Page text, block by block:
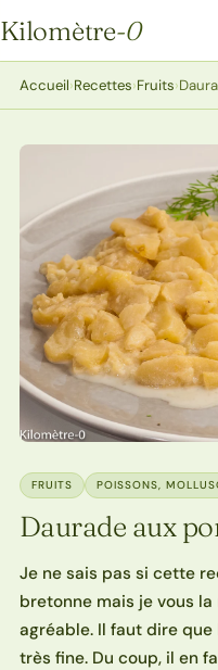
Kilomètre-0
Kilomètre-0
Accueil›Recettes›Fruits›
FRUITS POISSONS,
Daurade aux
Je ne sais pas si cette
bretonne mais je vous
agréable. Il faut dire
très fine. Du coup, il en